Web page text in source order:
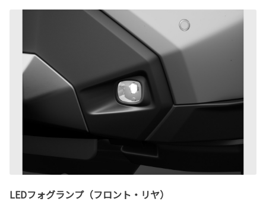
LEDフォグランプ（フロント・リヤ）